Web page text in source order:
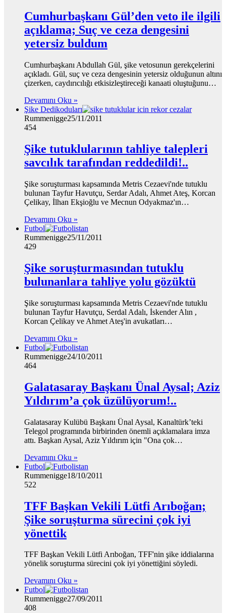
Cumhurbaşkanı Gül’den veto ile ilgili
açıklama; Suç ve ceza dengesini
yetersiz buldum
Cumhurbaşkanı Abdullah Gül, şike vetosunun gerekçelerini
açıkladı. Gül, suç ve ceza dengesinin yetersiz olduğunun altını
çizerken, caydırıcılığı etkisizleştireceği kanaati oluştuğunu…
Devamını Oku »
Şike Dedikoduları
Rummenigge25/11/2011
454
Şike tutuklularının tahliye talepleri
savcılık tarafından reddedildi!..
Şike soruşturması kapsamında Metris Cezaevi'nde tutuklu
bulunan Tayfur Havutçu, Serdar Adalı, Ahmet Ateş, Korcan
Çelikay, İlhan Ekşioğlu ve Mecnun Odyakmaz'ın…
Devamını Oku »
Futbol
Rummenigge25/11/2011
429
Şike soruşturmasından tutuklu
bulunanlara tahliye yolu gözüktü
Şike soruşturması kapsamında Metris Cezaevi'nde tutuklu
bulunan Tayfur Havutçu, Serdal Adalı, İskender Alın ,
Korcan Çelikay ve Ahmet Ateş'in avukatları…
Devamını Oku »
Futbol
Rummenigge24/10/2011
464
Galatasaray Başkanı Ünal Aysal; Aziz
Yıldırım’a çok üzülüyorum!..
Galatasaray Kulübü Başkanı Ünal Aysal, Kanaltürk’teki
Telegol programında birbirinden önemli açıklamalara imza
attı. Başkan Aysal, Aziz Yıldırım için "Ona çok…
Devamını Oku »
Futbol
Rummenigge18/10/2011
522
TFF Başkan Vekili Lütfi Arıboğan;
Şike soruşturma sürecini çok iyi
yönettik
TFF Başkan Vekili Lütfi Arıboğan, TFF'nin şike iddialarına
yönelik soruşturma sürecini çok iyi yönettiğini söyledi.
Devamını Oku »
Futbol
Rummenigge27/09/2011
408